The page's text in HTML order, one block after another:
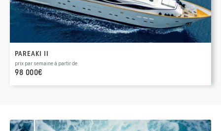
PAREAKI II
prix par semaine à partir de
98 000€